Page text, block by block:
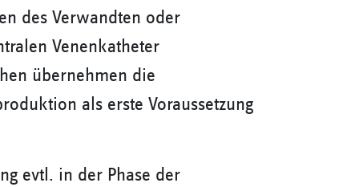
des Verwandten oder
Venenkatheter
übernehmen die
als erste Voraussetzung
evtl. in der Phase der